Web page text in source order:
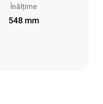
Înălțime
548 mm